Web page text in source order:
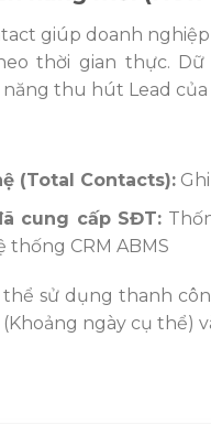
giúp doanh
thời gian thực.
thu hút Lead của
(Total Contacts):
cung cấp SĐT:
thống CRM ABMS
sử dụng thanh
(Khoảng ngày cụ thể)